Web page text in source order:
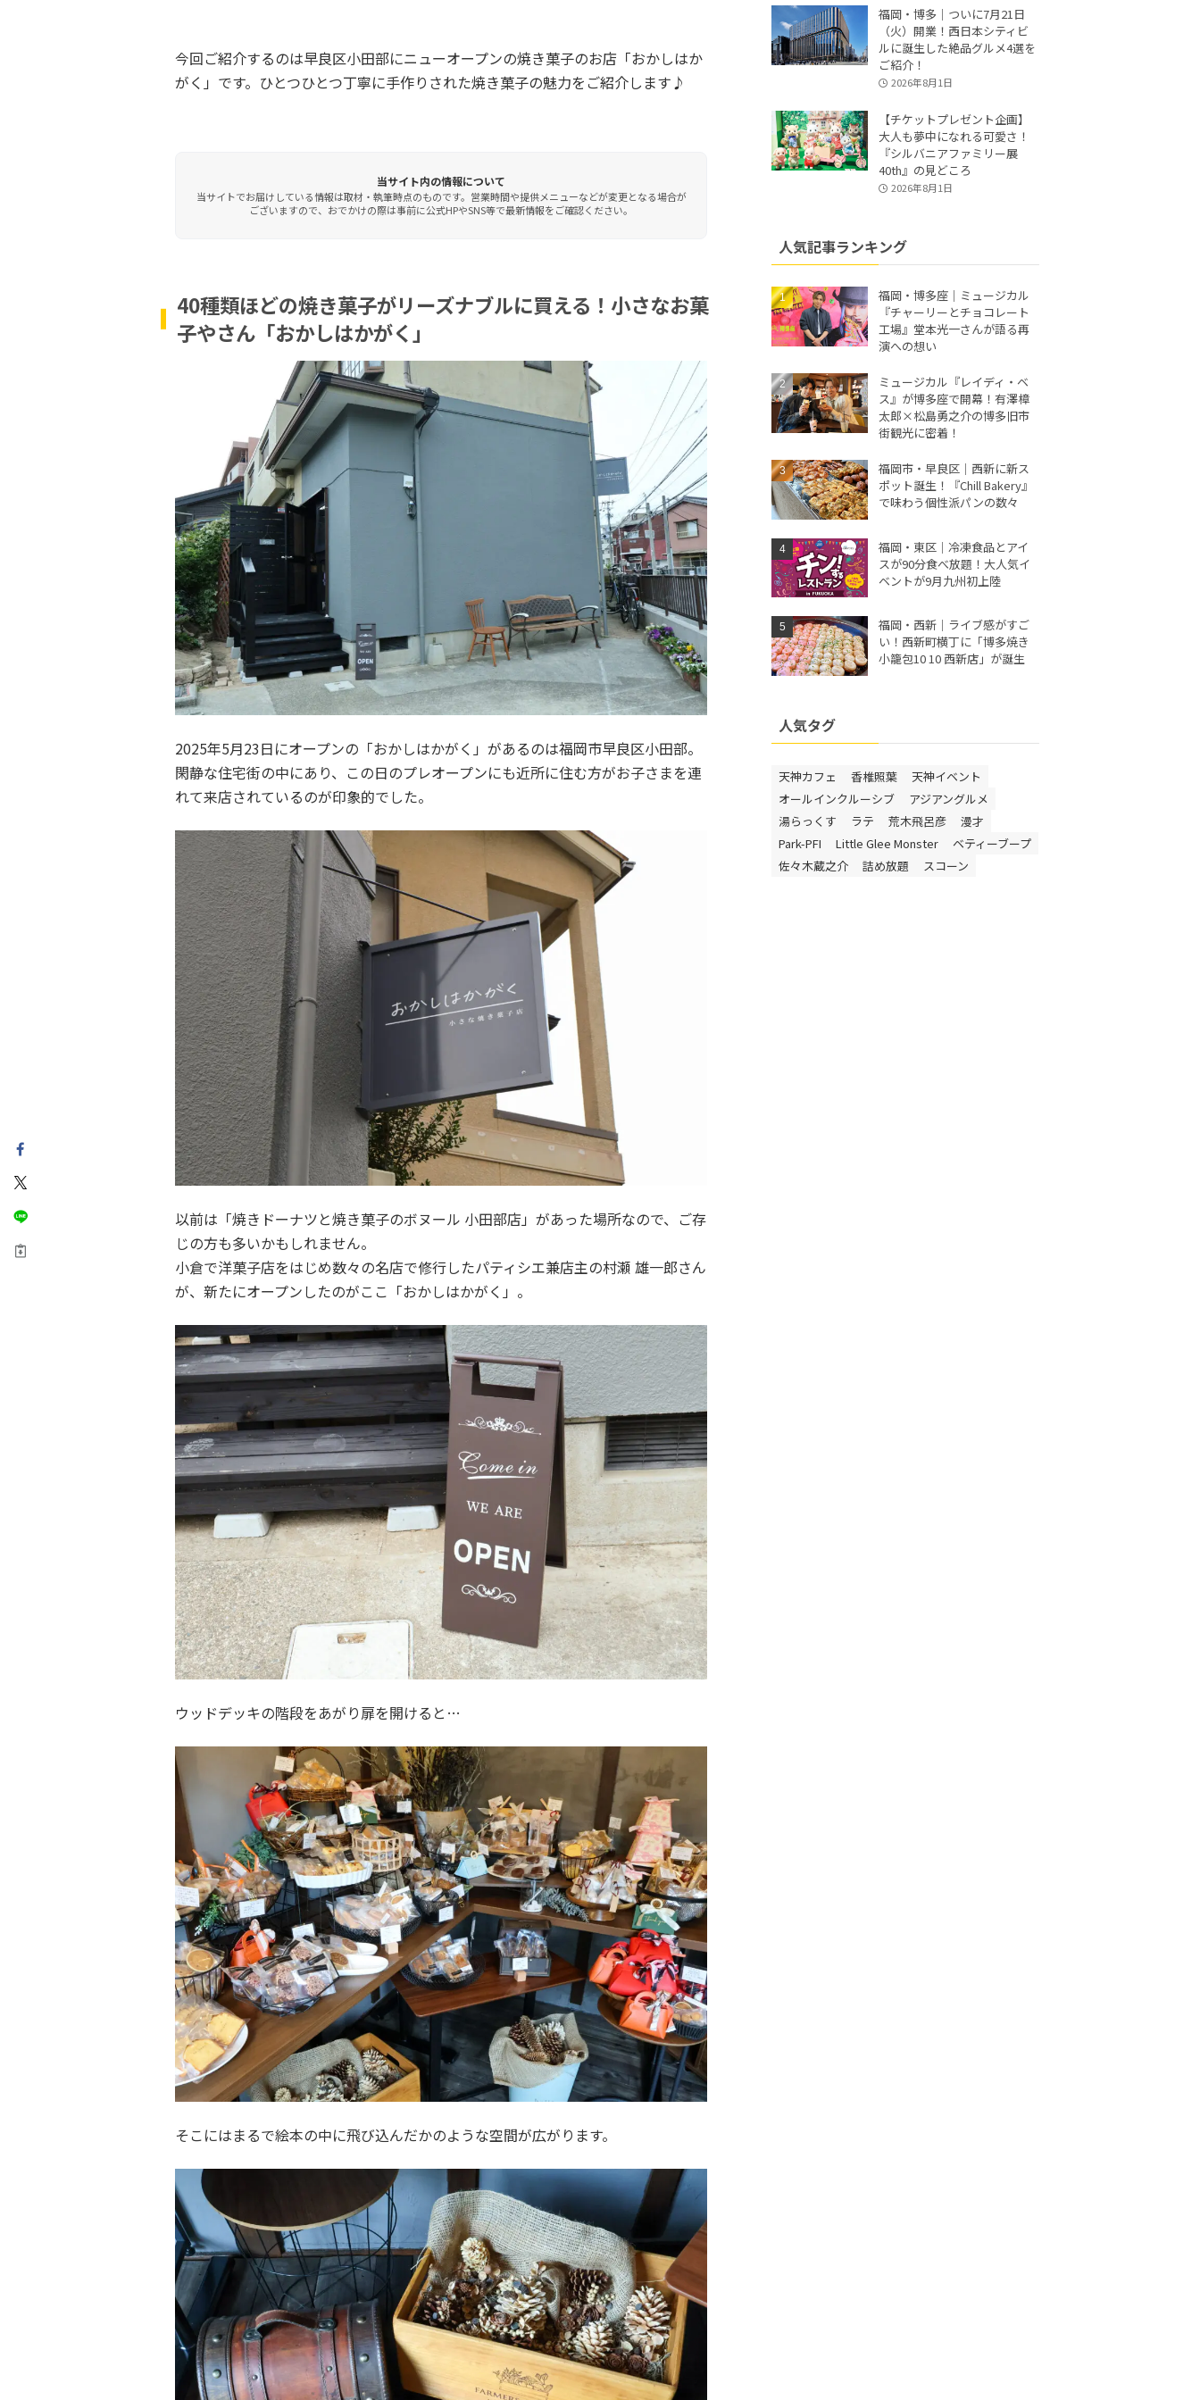
今回ご紹介するのは早良区小田部にニューオープンの焼き菓子のお店「おかしはか
がく」です。ひとつひとつ丁寧に手作りされた焼き菓子の魅力をご紹介します♪
当サイト内の情報について
当サイトでお届けしている情報は取材・執筆時点のものです。営業時間や提供メニューなどが変更となる場合が
ございますので、おでかけの際は事前に公式HPやSNS等で最新情報をご確認ください。
40種類ほどの焼き菓子がリーズナブルに買える！小さなお菓
子やさん「おかしはかがく」
2025年5月23日にオープンの「おかしはかがく」があるのは福岡市早良区小田部。
閑静な住宅街の中にあり、この日のプレオープンにも近所に住む方がお子さまを連
れて来店されているのが印象的でした。
以前は「焼きドーナツと焼き菓子のボヌール 小田部店」があった場所なので、ご存
じの方も多いかもしれません。
小倉で洋菓子店をはじめ数々の名店で修行したパティシエ兼店主の村瀬 雄一郎さん
が、新たにオープンしたのがここ「おかしはかがく」。
ウッドデッキの階段をあがり扉を開けると…
そこにはまるで絵本の中に飛び込んだかのような空間が広がります。
福岡・博多｜ついに7月21日
（火）開業！西日本シティビ
ルに誕生した絶品グルメ4選を
ご紹介！
2026年8月1日
【チケットプレゼント企画】
大人も夢中になれる可愛さ！
『シルバニアファミリー展
40th』の見どころ
2026年8月1日
人気記事ランキング
福岡・博多座｜ミュージカル
『チャーリーとチョコレート
工場』堂本光一さんが語る再
演への想い
ミュージカル『レイディ・ベ
ス』が博多座で開幕！有澤樟
太郎×松島勇之介の博多旧市
街観光に密着！
福岡市・早良区｜西新に新ス
ポット誕生！『Chill Bakery』
で味わう個性派パンの数々
福岡・東区｜冷凍食品とアイ
スが90分食べ放題！大人気イ
ベントが9月九州初上陸
福岡・西新｜ライブ感がすご
い！西新町横丁に「博多焼き
小籠包10 10 西新店」が誕生
人気タグ
天神カフェ 香椎照葉
天神イベント
オールインクルーシブ
アジアングルメ
湯らっくす
ラテ 荒木飛呂彦
漫才
Park-PFI
Little Glee Monster
ベティーブープ
佐々木蔵之介
詰め放題 スコーン